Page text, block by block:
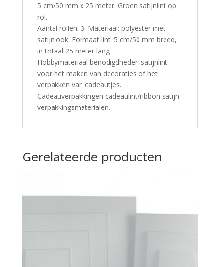
5 cm/50 mm x 25 meter. Groen satijnlint op
rol.
Aantal rollen: 3. Materiaal: polyester met
satijnlook. Formaat lint: 5 cm/50 mm breed,
in totaal 25 meter lang.
Hobbymateriaal benodigdheden satijnlint
voor het maken van decoraties of het
verpakken van cadeautjes.
Cadeauverpakkingen cadeaulint/ribbon satijn
verpakkingsmaterialen.
Gerelateerde producten